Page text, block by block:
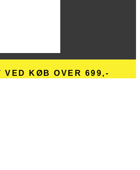
VED KØB OVER 699,-